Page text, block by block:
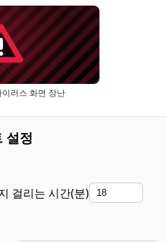
이러스 화면 장난
설정
걸리는 시간(분)